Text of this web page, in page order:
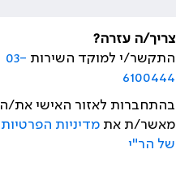
צריך/ה עזרה?
התקשר/י למוקד השירות 03-
6100444
בהתחברות לאזור האישי את/ה
מאשר/ת אתמדיניות הפרטיות
של הר"י